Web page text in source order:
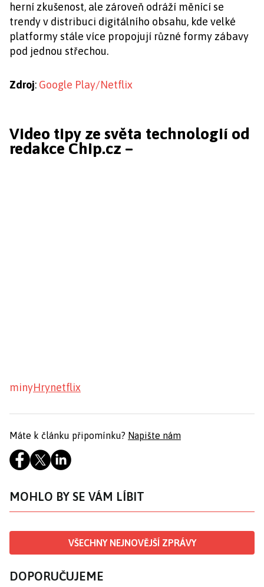
herní zkušenost, ale zároveň odráží měnící se
trendy v distribuci digitálního obsahu, kde velké
platformy stále více propojují různé formy zábavy
pod jednou střechou.
Zdroj: Google Play/Netflix
Video tipy ze světa technologií od
redakce Chip.cz –
minyHrynetflix
Máte k článku připomínku? Napište nám
MOHLO BY SE VÁM LÍBIT
VŠECHNY NEJNOVĚJŠÍ ZPRÁVY
DOPORUČUJEME